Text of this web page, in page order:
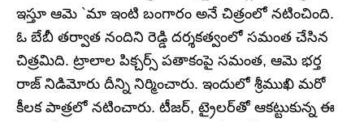
ఇస్తూ ఆమె `మా ఇంటి బంగారం అనే చిత్రంలో నటించింది.
ఓ బేబీ తర్వాత నందిని రెడ్డి దర్శకత్వంలో సమంత చేసిన
చిత్రమిది. ట్రాలాల పిక్చర్స్ పతాకంపై సమంత, ఆమె భర్త
రాజ్‌ నిడిమోరు దీన్ని నిర్మించారు. ఇందులో శ్రీముఖి మరో
కీలక పాత్రలో నటించారు. టీజర్‌, ట్రైలర్‌తో ఆకట్టుకున్న ఈ